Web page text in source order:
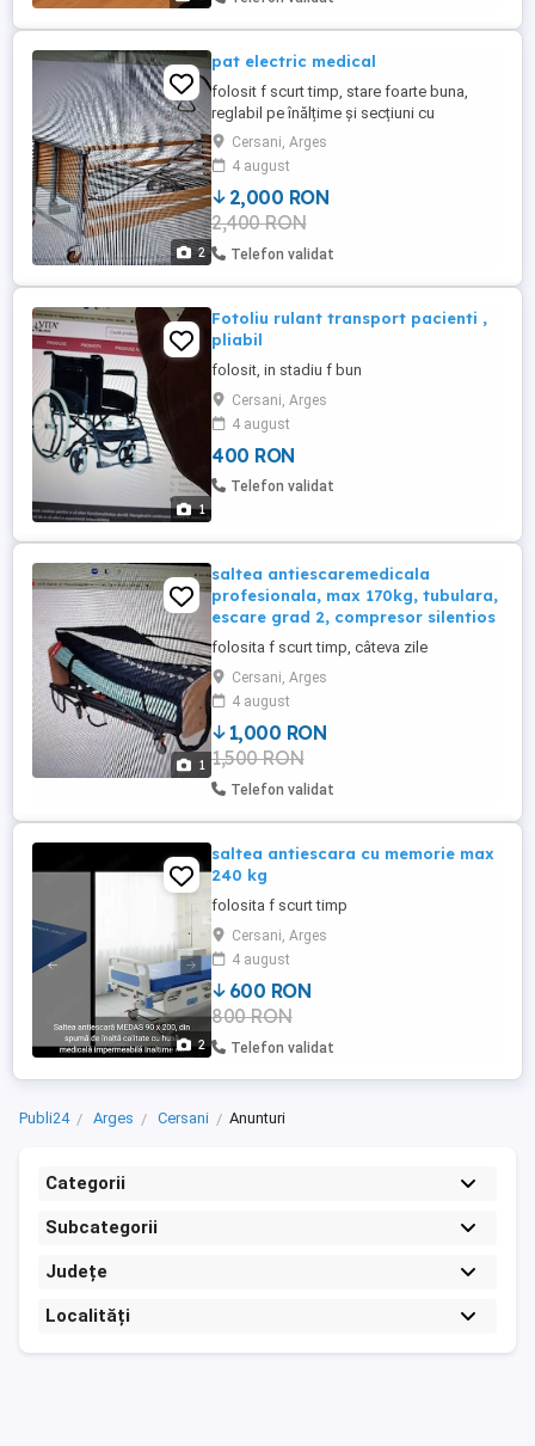
2
pat electric medical
folosit f scurt timp, stare foarte buna,
reglabil pe înălțime și secțiuni cu
telecomanda, ideal pt îngrijirea la
domiciliu
Cersani, Arges
4 august
2,000 RON
2,400 RON
Telefon validat
1
Fotoliu rulant transport pacienti ,
pliabil
folosit, in stadiu f bun
Cersani, Arges
4 august
400 RON
Telefon validat
1
saltea antiescaremedicala
profesionala, max 170kg, tubulara,
escare grad 2, compresor silentios
folosita f scurt timp, câteva zile
Cersani, Arges
4 august
1,000 RON
1,500 RON
Telefon validat
2
saltea antiescara cu memorie max
240 kg
folosita f scurt timp
Cersani, Arges
4 august
600 RON
800 RON
Telefon validat
Publi24 Arges Cersani Anunturi
Categorii
Subcategorii
Județe
Localități